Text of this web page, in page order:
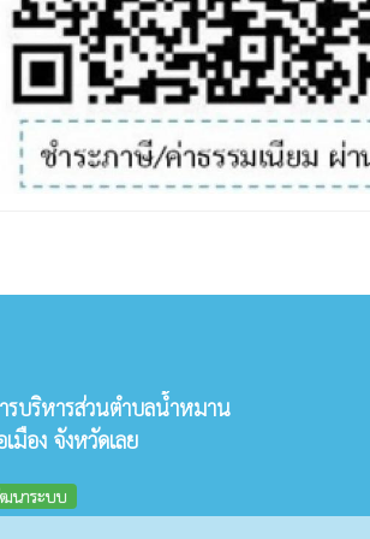
รบริหารส่วนตำบลน้ำหมาน
เมือง จังหวัดเลย
นาระบบ